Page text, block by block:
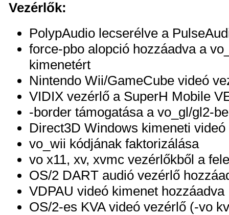
Vezérlők:
PolypAudio lecserélve a
force-pbo alopció hozzáadva a
kimenetért
Nintendo Wii/GameCube videó
VIDIX vezérlő a SuperH Mobile
-border támogatása a vo_gl/gl2-
Direct3D Windows kimeneti
vo_wii kódjának faktorizálása
vo x11, xv, xvmc vezérlőkből a
OS/2 DART audió vezérlő
VDPAU videó kimenet hozzáadva
OS/2-es KVA videó vezérlő (-vo